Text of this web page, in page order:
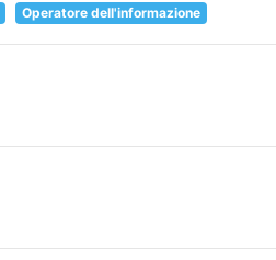
Operatore dell'informazione